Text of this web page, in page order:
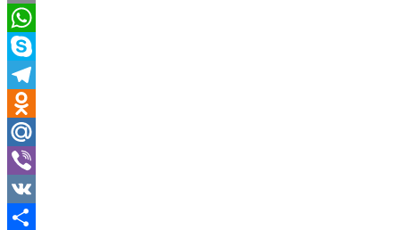
Email
WhatsApp
Skype
Telegram
Odnoklassniki
Mail.Ru
Viber
VK